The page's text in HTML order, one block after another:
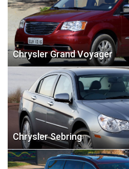
Chrysler Grand Voyager
Chrysler Sebring